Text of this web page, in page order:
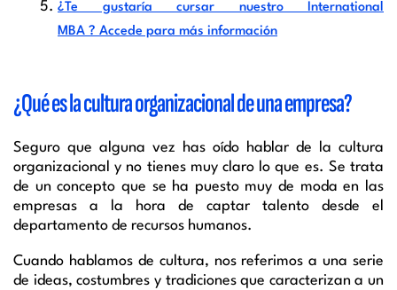
¿Te gustaría cursar nuestro International
MBA ? Accede para más información
¿Qué es la cultura organizacional de una empresa?
Seguro que alguna vez has oído hablar de la cultura
organizacional y no tienes muy claro lo que es. Se trata
de un concepto que se ha puesto muy de moda en las
empresas a la hora de captar talento desde el
departamento de recursos humanos.
Cuando hablamos de cultura, nos referimos a una serie
de ideas, costumbres y tradiciones que caracterizan a un